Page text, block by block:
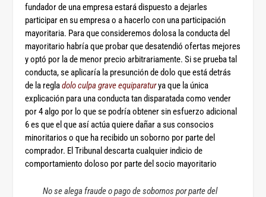
fundador de una empresa estará dispuesto a dejarles
participar en su empresa o a hacerlo con una participación
mayoritaria. Para que consideremos dolosa la conducta del
mayoritario habría que probar que desatendió ofertas mejores
y optó por la de menor precio arbitrariamente. Si se prueba tal
conducta, se aplicaría la presunción de dolo que está detrás
de la regladolo culpa grave equiparaturya que la única
explicación para una conducta tan disparatada como vender
por 4 algo por lo que se podría obtener sin esfuerzo adicional
6 es que el que así actúa quiere dañar a sus consocios
minoritarios o que ha recibido un soborno por parte del
comprador. El Tribunal descarta cualquier indicio de
comportamiento doloso por parte del socio mayoritario
No se alega fraude o pago de sobornos por parte del